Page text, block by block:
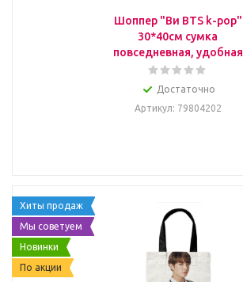
Шоппер "Ви BTS k-pop"
30*40см сумка
повседневная, удобная
Достаточно
Артикул: 79804202
Хиты продаж
Мы советуем
Новинки
По акции